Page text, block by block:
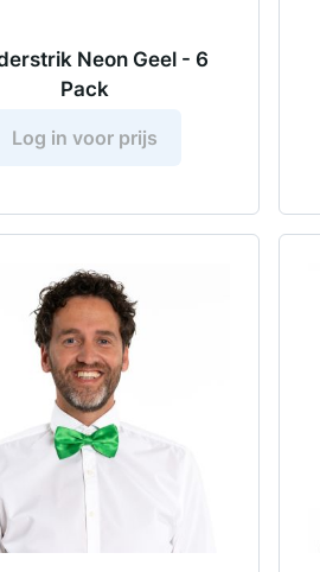
Neon Geel - 6
Pack
Log in voor prijs